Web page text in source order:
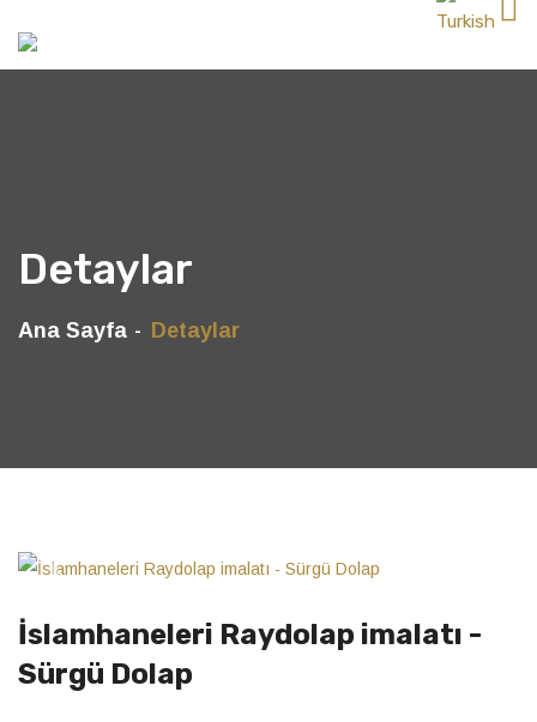
Detaylar
Ana Sayfa Detaylar
İslamhaneleri Raydolap imalatı -
Sürgü Dolap